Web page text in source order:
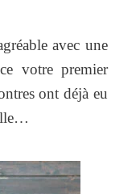
avec une
votre premier
ont déjà eu